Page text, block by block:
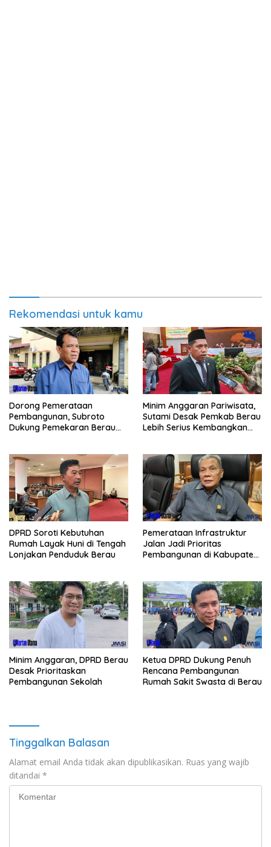
Rekomendasi untuk kamu
Dorong Pemerataan
Pembangunan, Subroto
Dukung Pemekaran Berau
Minim Anggaran Pariwisata,
Sutami Desak Pemkab Berau
Lebih Serius Kembangkan
DPRD Soroti Kebutuhan
Rumah Layak Huni di Tengah
Lonjakan Penduduk Berau
Pemerataan Infrastruktur
Jalan Jadi Prioritas
Pembangunan di Kabupaten
Minim Anggaran, DPRD Berau
Desak Prioritaskan
Pembangunan Sekolah
Ketua DPRD Dukung Penuh
Rencana Pembangunan
Rumah Sakit Swasta di Berau
Tinggalkan Balasan
Alamat email Anda tidak akan dipublikasikan. Ruas yang wajib
ditandai *